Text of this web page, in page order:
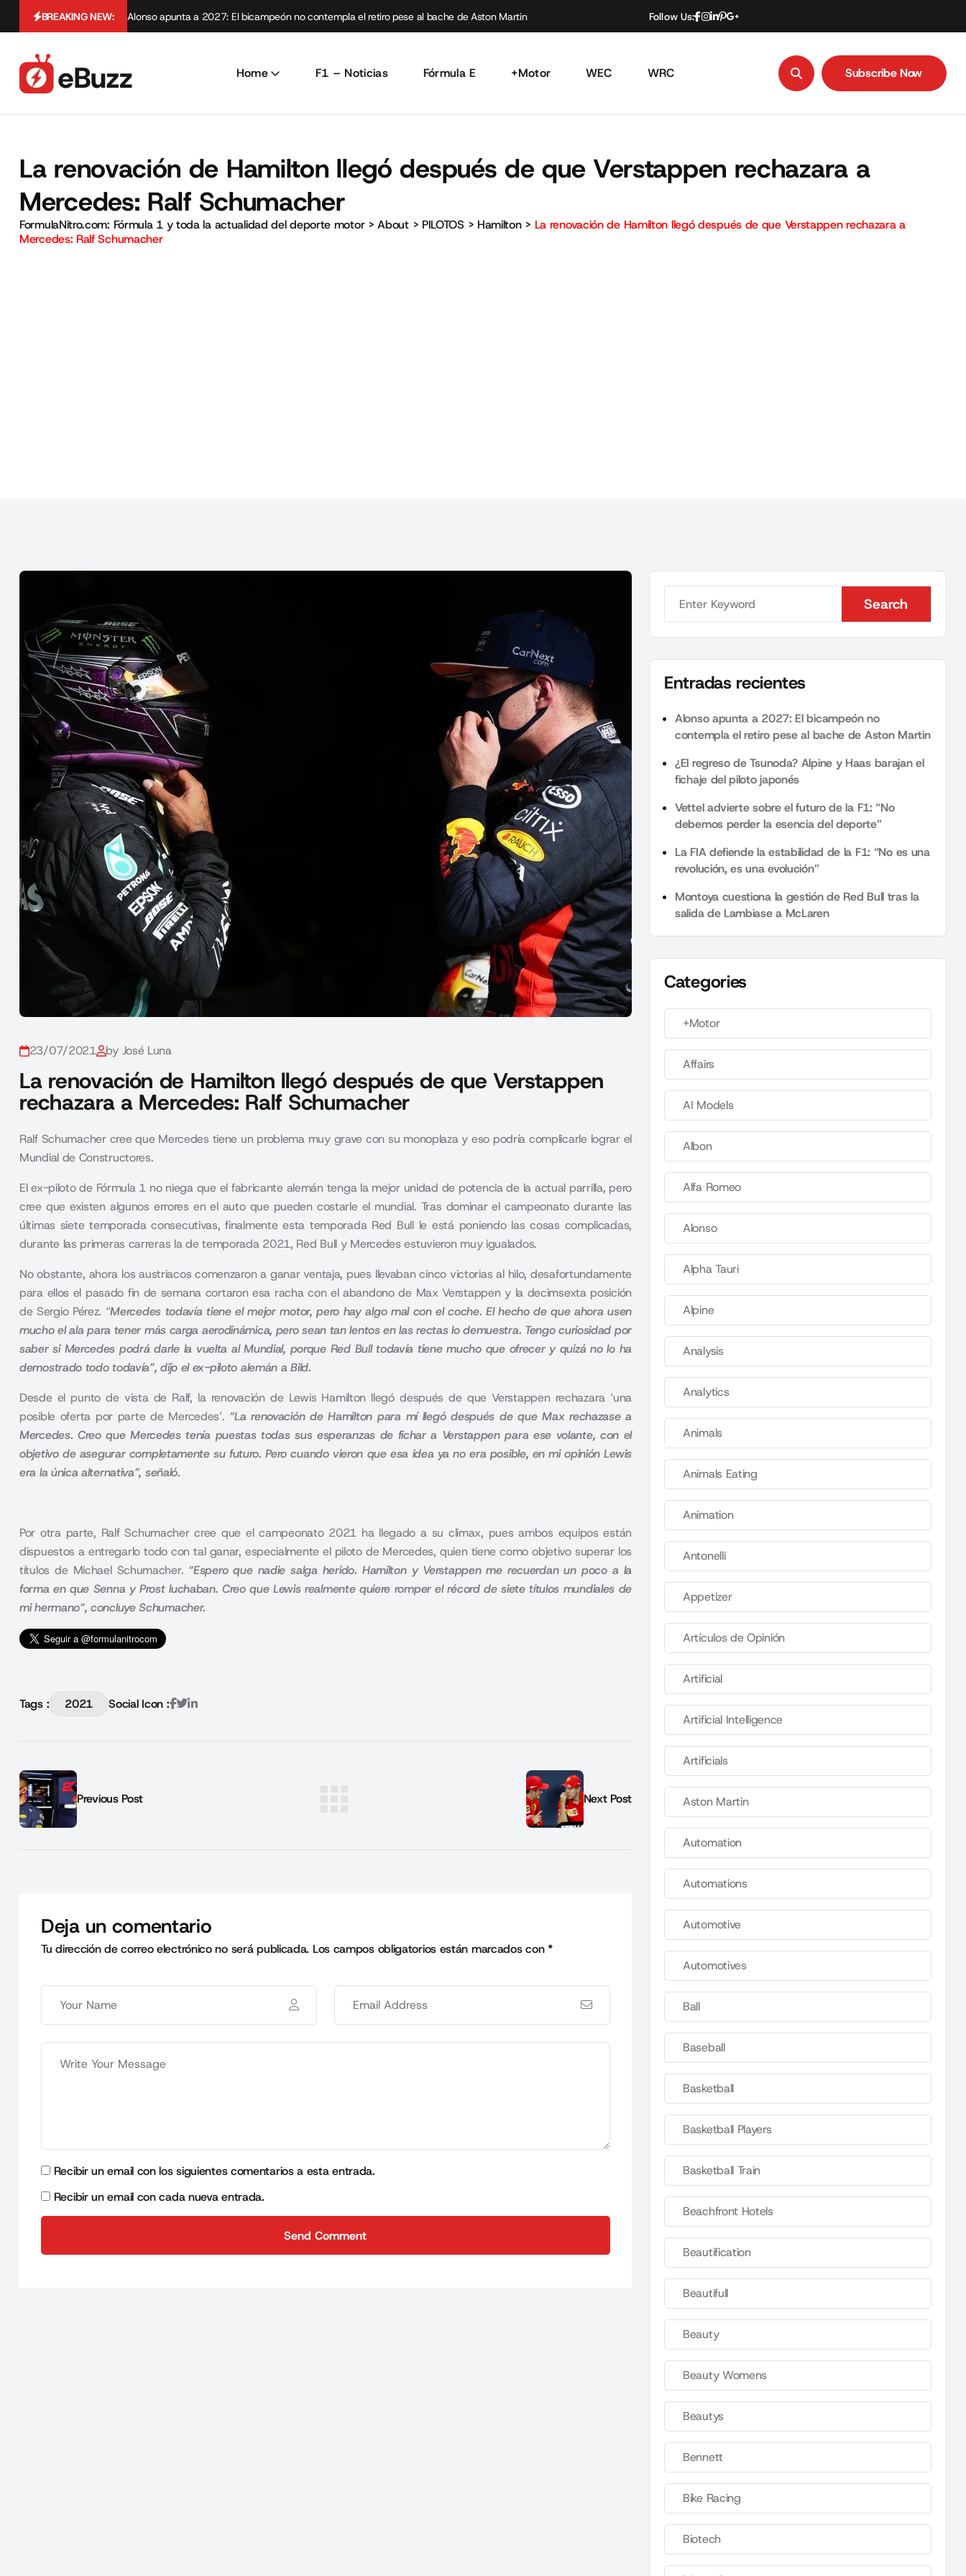
BREAKING NEW: Alonso apunta a 2027: El bicampeón no contempla el retiro pese al bache de Aston Martin Follow Us:
Home F1 – Noticias Fórmula E +Motor WEC WRC Subscribe Now
La renovación de Hamilton llegó después de que Verstappen rechazara a
Mercedes: Ralf Schumacher
FormulaNitro.com: Fórmula 1 y toda la actualidad del deporte motor>About> PILOTOS > Hamilton> La renovación de Hamilton llegó después de que Verstappen rechazara a
Mercedes: Ralf Schumacher
23/07/2021 by José Luna
La renovación de Hamilton llegó después de que Verstappen
rechazara a Mercedes: Ralf Schumacher
Ralf Schumacher cree que Mercedes tiene un problema muy grave con su monoplaza y eso podría complicarle lograr el
Mundial de Constructores.
El ex-piloto de Fórmula 1 no niega que el fabricante alemán tenga la mejor unidad de potencia de la actual parrilla, pero
cree que existen algunos errores en el auto que pueden costarle el mundial. Tras dominar el campeonato durante las
últimas siete temporada consecutivas, finalmente esta temporada Red Bull le está poniendo las cosas complicadas,
durante las primeras carreras la de temporada 2021, Red Bull y Mercedes estuvieron muy igualados.
No obstante, ahora los austriacos comenzaron a ganar ventaja, pues llevaban cinco victorias al hilo, desafortundamente
para ellos el pasado fin de semana cortaron esa racha con el abandono de Max Verstappen y la decimsexta posición
de Sergio Pérez. “Mercedes todavía tiene el mejor motor, pero hay algo mal con el coche. El hecho de que ahora usen
mucho el ala para tener más carga aerodinámica, pero sean tan lentos en las rectas lo demuestra. Tengo curiosidad por
saber si Mercedes podrá darle la vuelta al Mundial, porque Red Bull todavía tiene mucho que ofrecer y quizá no lo ha
demostrado todo todavía”, dijo el ex-piloto alemán a Bild.
Desde el punto de vista de Ralf, la renovación de Lewis Hamilton llegó después de que Verstappen rechazara ‘una
posible oferta por parte de Mercedes’. “La renovación de Hamilton para mí llegó después de que Max rechazase a
Mercedes. Creo que Mercedes tenía puestas todas sus esperanzas de fichar a Verstappen para ese volante, con el
objetivo de asegurar completamente su futuro. Pero cuando vieron que esa idea ya no era posible, en mi opinión Lewis
era la única alternativa”, señaló.
Por otra parte, Ralf Schumacher cree que el campeonato 2021 ha llegado a su climax, pues ambos equipos están
dispuestos a entregarlo todo con tal ganar, especialmente el piloto de Mercedes, quien tiene como objetivo superar los
títulos de Michael Schumacher. “Espero que nadie salga herido. Hamilton y Verstappen me recuerdan un poco a la
forma en que Senna y Prost luchaban. Creo que Lewis realmente quiere romper el récord de siete títulos mundiales de
mi hermano”, concluye Schumacher.
Tags : 2021 Social Icon :
Previous Post Next Post
Deja un comentario
Tu dirección de correo electrónico no será publicada. Los campos obligatorios están marcados con*
Recibir un email con los siguientes comentarios a esta entrada.
Recibir un email con cada nueva entrada.
Send Comment
Search
Search
Entradas recientes
Alonso apunta a 2027: El bicampeón no
contempla el retiro pese al bache de Aston Martin
¿El regreso de Tsunoda? Alpine y Haas barajan el
fichaje del piloto japonés
Vettel advierte sobre el futuro de la F1: “No
debemos perder la esencia del deporte”
La FIA defiende la estabilidad de la F1: “No es una
revolución, es una evolución”
Montoya cuestiona la gestión de Red Bull tras la
salida de Lambiase a McLaren
Categories
+Motor
Affairs
AI Models
Albon
Alfa Romeo
Alonso
Alpha Tauri
Alpine
Analysis
Analytics
Animals
Animals Eating
Animation
Antonelli
Appetizer
Artículos de Opinión
Artificial
Artificial Intelligence
Artificials
Aston Martin
Automation
Automations
Automotive
Automotives
Ball
Baseball
Basketball
Basketball Players
Basketball Train
Beachfront Hotels
Beautification
Beautifull
Beauty
Beauty Womens
Beautys
Bennett
Bike Racing
Biotech